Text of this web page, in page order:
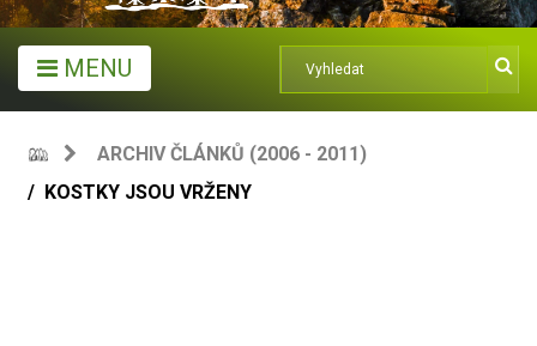
MENU
ARCHIV ČLÁNKŮ (2006 - 2011)
KOSTKY JSOU VRŽENY